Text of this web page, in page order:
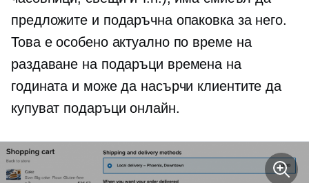
предложите и подаръчна опаковка за него.
Това е особено актуално по време на
раздаване на подаръци времена на
годината и може да насърчи клиентите да
купуват подаръци онлайн.